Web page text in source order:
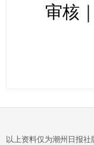
审核
以上资料仅为潮州日报